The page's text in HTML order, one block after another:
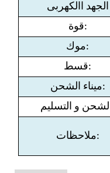
الجهد االكهربى
قوة:
موك:
قسط:
ميناء الشحن:
ملاحظات: